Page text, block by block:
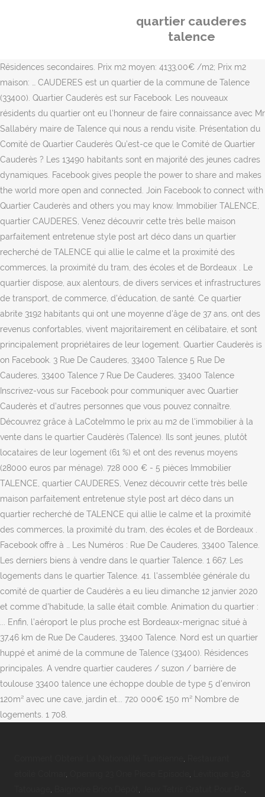
quartier cauderes
talence
Résidences secondaires. Prix m2 moyen: 4133,00€ /m2; Prix m2
maison: … CAUDERES est un quartier de la commune de Talence
(33400). Quartier Cauderès est sur Facebook. Les nouveaux
résidents du quartier ont eu l'honneur de faire connaissance avec Mr
Sallabéry maire de Talence qui nous a rendu visite. Présentation du
Comité de Quartier Cauderès Qu’est-ce que le Comité de Quartier
Cauderès ? Les 13490 habitants sont en majorité des jeunes cadres
dynamiques. Facebook gives people the power to share and makes
the world more open and connected. Join Facebook to connect with
Quartier Cauderès and others you may know. Immobilier TALENCE,
quartier CAUDERES, Venez découvrir cette très belle maison
parfaitement entretenue style post art déco dans un quartier
recherché de TALENCE qui allie le calme et la proximité des
commerces, la proximité du tram, des écoles et de Bordeaux . Le
quartier dispose, aux alentours, de divers services et infrastructures
de transport, de commerce, d'éducation, de santé. Ce quartier
abrite 3192 habitants qui ont une moyenne d'âge de 37 ans, ont des
revenus confortables, vivent majoritairement en célibataire, et sont
principalement propriétaires de leur logement. Quartier Cauderès is
on Facebook. 3 Rue De Cauderes, 33400 Talence 5 Rue De
Cauderes, 33400 Talence 7 Rue De Cauderes, 33400 Talence
Inscrivez-vous sur Facebook pour communiquer avec Quartier
Cauderès et d’autres personnes que vous pouvez connaître.
Découvrez grâce à LaCoteImmo le prix au m2 de l'immobilier à la
vente dans le quartier Caudèrès (Talence). Ils sont jeunes, plutôt
locataires de leur logement (61 %) et ont des revenus moyens
(28000 euros par ménage). 728 000 € - 5 pièces Immobilier
TALENCE, quartier CAUDERES, Venez découvrir cette très belle
maison parfaitement entretenue style post art déco dans un
quartier recherché de TALENCE qui allie le calme et la proximité
des commerces, la proximité du tram, des écoles et de Bordeaux .
Facebook offre à … Les Numéros : Rue De Cauderes, 33400 Talence.
Les derniers biens à vendre dans le quartier Talence. 1 667. Les
logements dans le quartier Talence. 41. l'assemblée générale du
comité de quartier de Caudérès a eu lieu dimanche 12 janvier 2020
et comme d'habitude, la salle était comble. Animation du quartier :
... Enfin, l’aéroport le plus proche est Bordeaux-merignac situé à
37,46 km de Rue De Cauderes, 33400 Talence. Nord est un quartier
huppé et animé de la commune de Talence (33400). Résidences
principales. A vendre quartier cauderes / suzon / barrière de
toulouse 33400 talence une échoppe double de type 5 d'environ
120m² avec une cave, jardin et... 720 000€ 150 m² Nombre de
logements. 1 708.